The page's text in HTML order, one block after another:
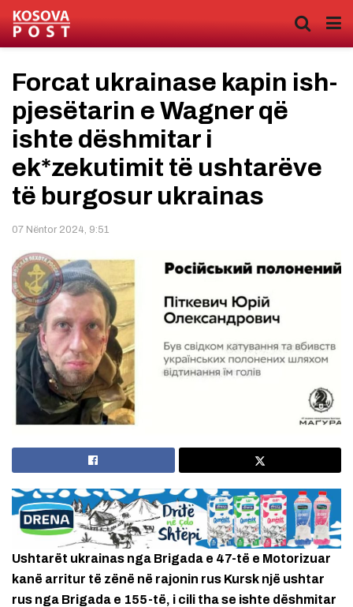
Forcat ukrainase kapin ish-
pjesëtarin e Wagner që
ishte dëshmitar i
ek*zekutimit të ushtarëve
të burgosur ukrainas
07 Nëntor 2024, 9:51
Ushtarët ukrainas nga Brigada e 47-të e Motorizuar
kanë arritur të zënë në rajonin rus Kursk një ushtar
rus nga Brigada e 155-të, i cili tha se ishte dëshmitar